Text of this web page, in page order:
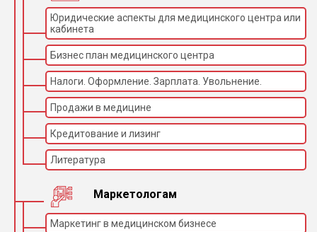
Кол-во заборных
игл:
сыворотки и
реагентов) с датчиком
жидкости Первая игла
– для реагентов и
сыворотки Вторая
игла – для сыворотки
и ISE
Кол-во позиций для
образцов:
позиции под образцы
16 позиции под
стандарты и контроли
Режимы
измерения:
STAT
Кол-во программ
для
программирования:
До 500 программ в
неограниченно для
программирования
Юридические аспекты для медицинского центра или
кабинета
Бизнес план медицинского центра
Налоги. Оформление. Зарплата. Увольнение.
Продажи в медицине
Кредитование и лизинг
Литература
Маркетологам
Маркетинг в медицинском бизнесе